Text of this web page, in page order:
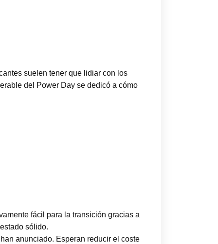
suelen tener que lidiar con los
del Power Day se dedicó a cómo
fácil para la transición gracias a
sólido.
anunciado. Esperan reducir el coste